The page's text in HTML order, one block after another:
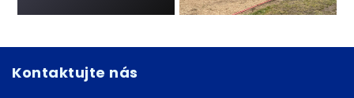
Kontaktujte nás